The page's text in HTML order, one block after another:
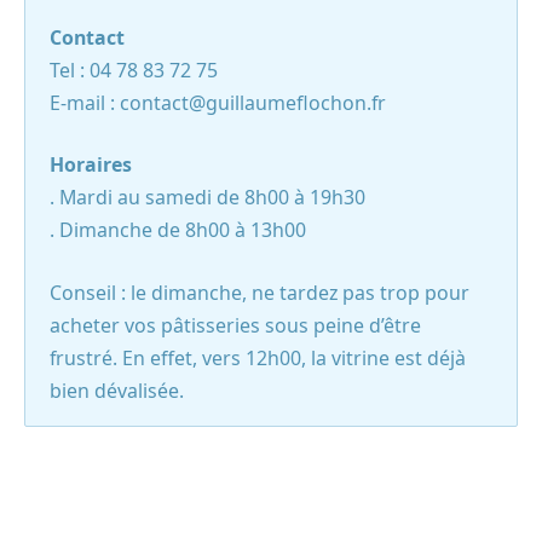
Contact
Tel : 04 78 83 72 75
E-mail : contact@guillaumeflochon.fr
Horaires
. Mardi au samedi de 8h00 à 19h30
. Dimanche de 8h00 à 13h00
Conseil : le dimanche, ne tardez pas trop pour
acheter vos pâtisseries sous peine d’être
frustré. En effet, vers 12h00, la vitrine est déjà
bien dévalisée.